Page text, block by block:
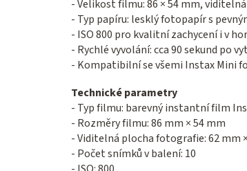
- Velikost filmu: 86 × 54 mm,
- Typ papíru: lesklý fotopapír s
- ISO 800 pro kvalitní zachycení i v
- Rychlé vyvolání: cca 90 sekund po
- Kompatibilní se všemi Instax Mini
Technické parametry
- Typ filmu: barevný instantní film
- Rozměry filmu: 86 mm × 54 mm
- Viditelná plocha fotografie: 62 mm
- Počet snímků v balení: 10